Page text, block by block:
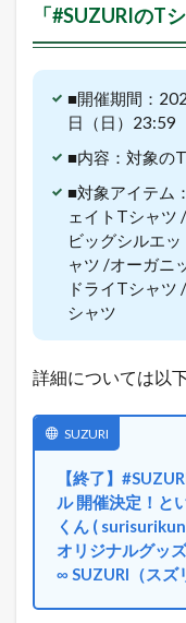
で
き
法
1.3
売
る
ネ
ッ
ト
シ
ョ
ッ
極
意
ル
マ
ガ
配
信
中
！
1.4
「#SUZURIのT
■開催期間：
日（日）23:59
■内容：対象の
■対象アイテム
ェイトTシャツ
ビッグシルエ
ャツ /オーガニ
ドライTシャツ
シャツ
詳細については以
SUZURI
【終了】
ル 開催決定！と
くん (
オリジナルグッ
∞ SUZURI（スズ